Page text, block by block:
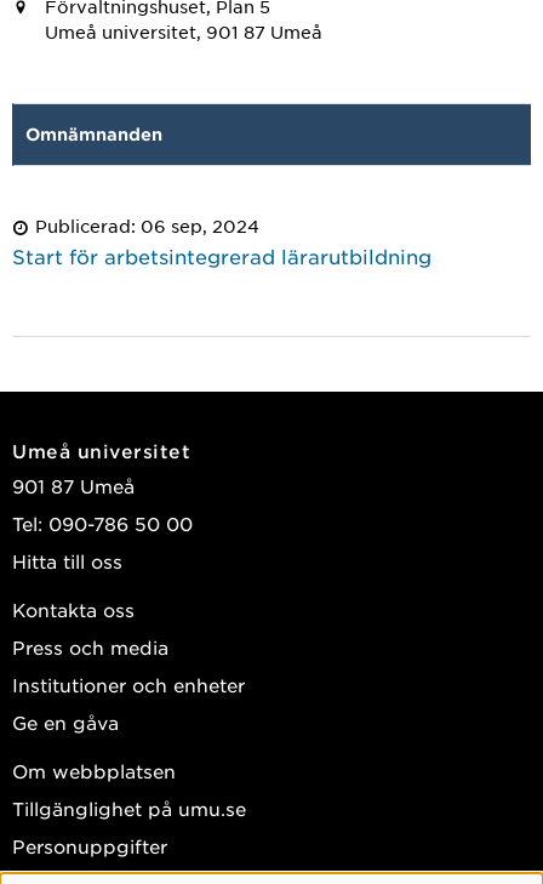
Förvaltningshuset, Plan 5
Umeå universitet, 901 87 Umeå
Omnämnanden
Publicerad: 06 sep, 2024
Start för arbetsintegrerad lärarutbildning
Umeå universitet
901 87 Umeå
Tel: 090-786 50 00
Hitta till oss
Kontakta oss
Press och media
Institutioner och enheter
Ge en gåva
Om webbplatsen
Tillgänglighet på umu.se
Personuppgifter